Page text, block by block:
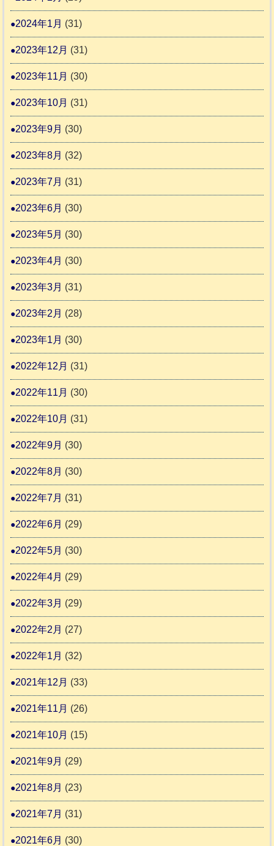
2024年1月 (31)
2023年12月 (31)
2023年11月 (30)
2023年10月 (31)
2023年9月 (30)
2023年8月 (32)
2023年7月 (31)
2023年6月 (30)
2023年5月 (30)
2023年4月 (30)
2023年3月 (31)
2023年2月 (28)
2023年1月 (30)
2022年12月 (31)
2022年11月 (30)
2022年10月 (31)
2022年9月 (30)
2022年8月 (30)
2022年7月 (31)
2022年6月 (29)
2022年5月 (30)
2022年4月 (29)
2022年3月 (29)
2022年2月 (27)
2022年1月 (32)
2021年12月 (33)
2021年11月 (26)
2021年10月 (15)
2021年9月 (29)
2021年8月 (23)
2021年7月 (31)
2021年6月 (30)